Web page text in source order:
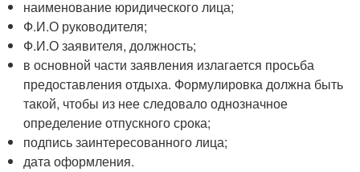
наименование юридического лица;
Ф.И.О руководителя;
Ф.И.О заявителя, должность;
в основной части заявления излагается просьба
предоставления отдыха. Формулировка должна быть
такой, чтобы из нее следовало однозначное
определение отпускного срока;
подпись заинтересованного лица;
дата оформления.